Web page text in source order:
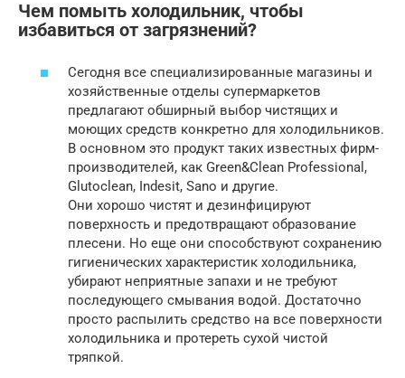
Чем помыть холодильник, чтобы
избавиться от загрязнений?
Сегодня все специализированные магазины и
хозяйственные отделы супермаркетов
предлагают обширный выбор чистящих и
моющих средств конкретно для холодильников.
В основном это продукт таких известных фирм-
производителей, как Green&Clean Professional,
Glutoclean, Indesit, Sano и другие.
Они хорошо чистят и дезинфицируют
поверхность и предотвращают образование
плесени. Но еще они способствуют сохранению
гигиенических характеристик холодильника,
убирают неприятные запахи и не требуют
последующего смывания водой. Достаточно
просто распылить средство на все поверхности
холодильника и протереть сухой чистой
тряпкой.